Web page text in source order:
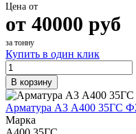
Цена от
от 40000 руб
за тонну
Купить в один клик
В корзину
Арматура А3 А400 35ГС
Марка